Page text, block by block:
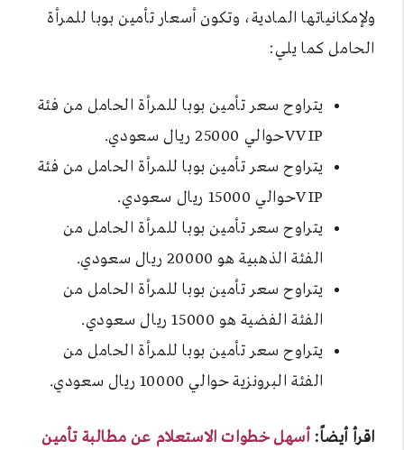
ولإمكانياتها المادية، وتكون أسعار تأمين بوبا للمرأة
الحامل كما يلي:
يتراوح سعر تأمين بوبا للمرأة الحامل من فئة
VVIPحوالي 25000 ريال سعودي.
يتراوح سعر تأمين بوبا للمرأة الحامل من فئة
VIPحوالي 15000 ريال سعودي.
يتراوح سعر تأمين بوبا للمرأة الحامل من
الفئة الذهبية هو 20000 ريال سعودي.
يتراوح سعر تأمين بوبا للمرأة الحامل من
الفئة الفضية هو 15000 ريال سعودي.
يتراوح سعر تأمين بوبا للمرأة الحامل من
الفئة البرونزية حوالي 10000 ريال سعودي.
اقرأ أيضاً: أسهل خطوات الاستعلام عن مطالبة تأمين